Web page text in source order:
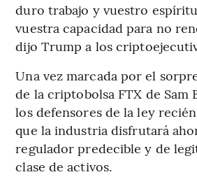
duro trabajo y vuestro
vuestra capacidad para no
dijo Trump a los
Una vez marcada por el
de la criptobolsa FTX de Sam
los defensores de la ley
que la industria disfrutará
regulador predecible y de
clase de activos.